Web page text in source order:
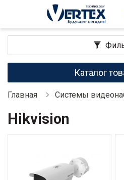
Каталог
Главная Системы
Hikvision